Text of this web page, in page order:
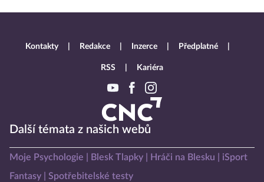
Další témata z našich webů
Moje Psychologie Blesk Tlapky Hráči na Blesku
iSport
Fantasy
Spotřebitelské testy
Kontakty Redakce Inzerce Předplatné
RSS Kariéra